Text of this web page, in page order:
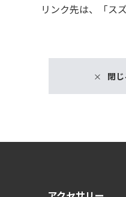
リンク先は、「ス
閉じ